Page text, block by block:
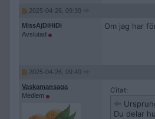
2025-04-26, 09:39
MissAjDiHiDi
Avslutad
Om jag har
2025-04-26, 09:40
Vaskamansaga
Medlem
Citat:
Du delar